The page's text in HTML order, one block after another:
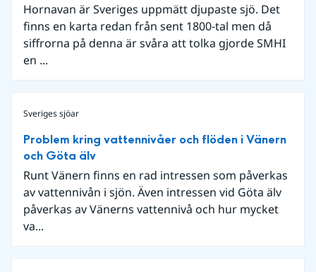
Hornavan är Sveriges uppmätt djupaste sjö. Det
finns en karta redan från sent 1800-tal men då
siffrorna på denna är svåra att tolka gjorde SMHI
en ...
Sveriges sjöar
Problem kring vattennivåer och flöden i Vänern
och Göta älv
Runt Vänern finns en rad intressen som påverkas
av vattennivån i sjön. Även intressen vid Göta älv
påverkas av Vänerns vattennivå och hur mycket
va...